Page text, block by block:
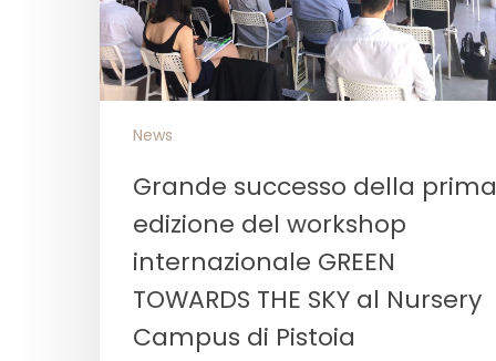
News
Grande successo della prima
edizione del workshop
internazionale GREEN
TOWARDS THE SKY al Nursery
Campus di Pistoia